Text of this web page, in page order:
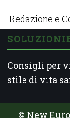
Redazione e
Consigli per
stile di vita
© New